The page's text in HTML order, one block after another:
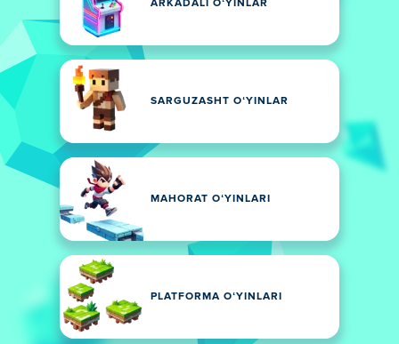
ARKADALI OʻYINLAR
SARGUZASHT OʻYINLAR
MAHORAT OʻYINLARI
PLATFORMA OʻYINLARI